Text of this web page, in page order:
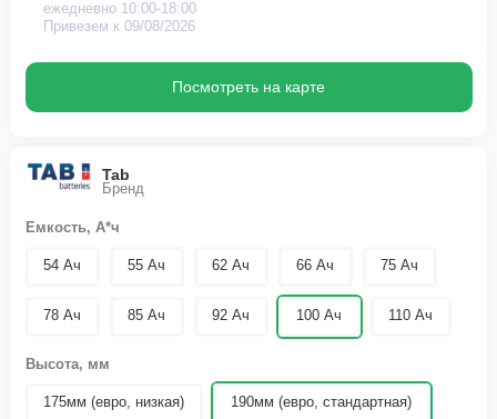
Tab
Бренд
Емкость, А*ч
54 Ач 55 Ач 62 Ач 66 Ач 75 Ач
78 Ач 85 Ач 92 Ач 100 Ач 110 Ач
Высота, мм
175мм (евро, низкая) 190мм (евро, стандартная)
ежедневно 10:00-18:00
Привезем к 09/08/2026
Посмотреть на карте